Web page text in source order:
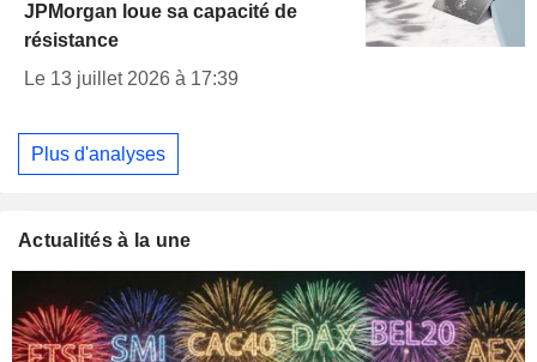
JPMorgan loue sa capacité de
résistance
Le 13 juillet 2026 à 17:39
Plus d'analyses
Actualités à la une